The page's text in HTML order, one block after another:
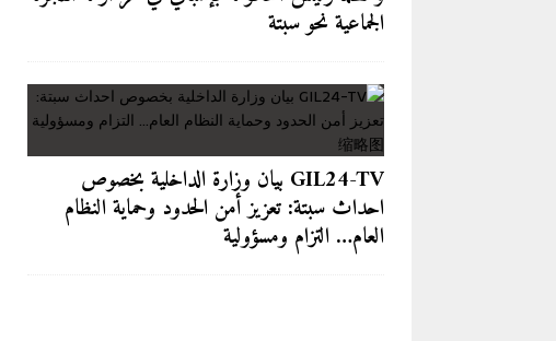
الجماعية نحو سبتة
GIL24-TV بيان وزارة الداخلية بخصوص
احداث سبتة: تعزيز أمن الحدود وحماية النظام
العام… التزام ومسؤولية